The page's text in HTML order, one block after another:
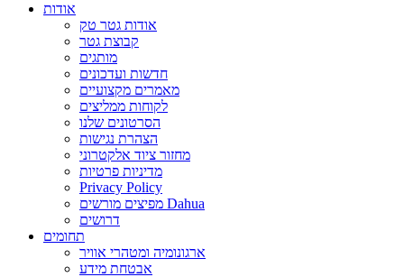
אודות
אודות גטר טק
קבוצת גטר
מותגים
חדשות ועדכונים
מאמרים מקצועיים
לקוחות ממליצים
הסרטונים שלנו
הצהרת נגישות
מחזור ציוד אלקטרוני
מדיניות פרטיות
Privacy Policy
מפיצים מורשים Dahua
דרושים
תחומים
ארגונומיה ומטהרי אוויר
אבטחת מידע